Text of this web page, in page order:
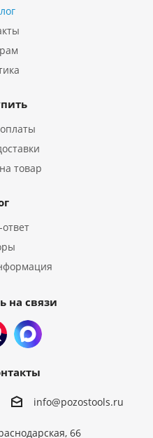
товар
на связи
info@pozostools.ru
66